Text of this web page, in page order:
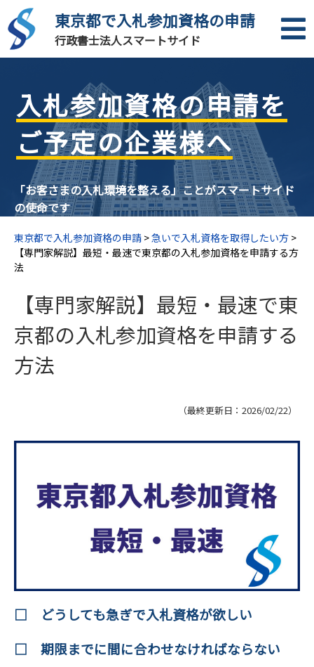
東京都で入札参加資格の申請
行政書士法人スマートサイド
入札参加資格の申請を
ご予定の企業様へ
「お客さまの入札環境を整える」ことがスマートサイド
の使命です
東京都で入札参加資格の申請 >急いで入札資格を取得したい方 >
【専門家解説】最短・最速で東京都の入札参加資格を申請する方
法
【専門家解説】最短・最速で東
京都の入札参加資格を申請する
方法
（最終更新日： 2026/02/22）
□ どうしても急ぎで入札資格が欲しい
□ 期限までに間に合わせなければならない